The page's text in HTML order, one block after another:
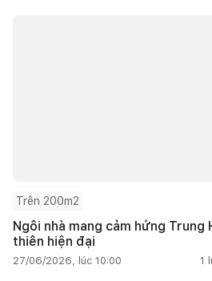
Trên 200m2
Ngôi nhà mang cảm hứng Trung
thiên hiện đại
27/06/2026, lúc 10:00 1